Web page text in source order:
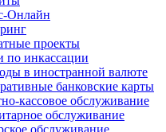
Онлайн
проекты
по инкассации
в иностранной валюте
банковские карты
кассовое обслуживание
обслуживание
обслуживание